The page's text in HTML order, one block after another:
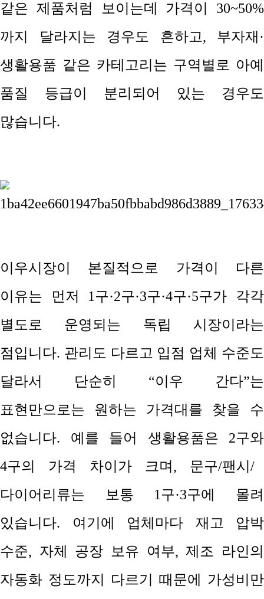
같은 제품처럼 보이는데 가격이
30~50%
까지 달라지는 경우도 흔하고, 부자재 ·
생활용품 같은 카테고리는 구역별로 아예
품질 등급이 분리되어 있는 경우도
많습니다.
이우시장이 본질적으로 가격이 다른
이유는 먼저
1 구·2구·3구·4구·5구가 각각
별도로 운영되는 독립 시장이라는
점입니다. 관리도 다르고 입점 업체 수준도
달라서 단순히
“이우 간다”는
표현만으로는 원하는 가격대를 찾을 수
없습니다. 예를 들어 생활용품은 2구와
4구의 가격 차이가 크며, 문구/팬시 /
다이어리류는 보통 1 구·3구에 몰려
있습니다. 여기에 업체마다 재고 압박
수준, 자체 공장 보유 여부,제조 라인의
자동화 정도까지 다르기 때문에 가성비만